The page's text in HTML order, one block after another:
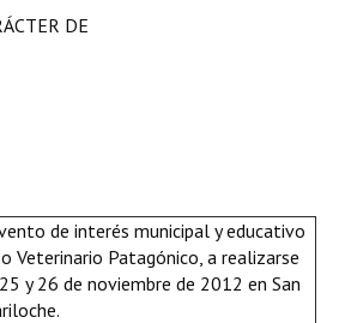
DE
de interés municipal y educativo
Veterinario Patagónico, a realizarse
y 26 de noviembre de 2012 en San